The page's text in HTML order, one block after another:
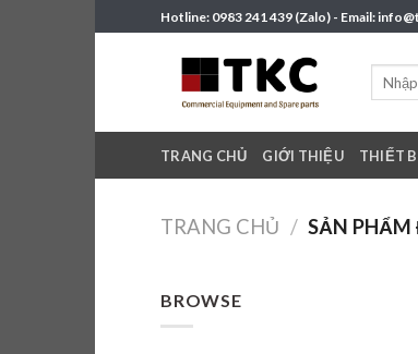
to
Hotline: 0983 241 439 (Zalo) - Email:
TRANG CHỦ GIỚI THIỆU THIẾT
TRANG CHỦ / SẢN PHẨM
BROWSE